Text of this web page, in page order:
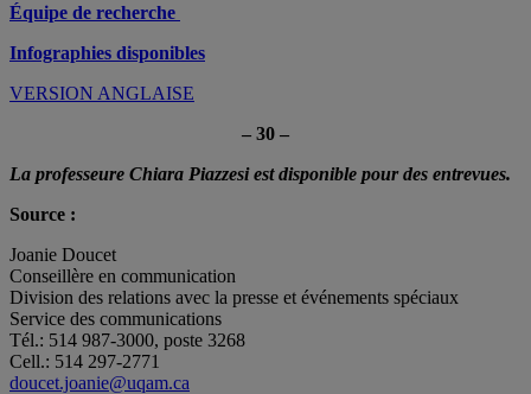
Équipe de recherche
Infographies disponibles
VERSION ANGLAISE
– 30 –
La professeure Chiara Piazzesi est disponible pour des entrevues.
Source :
Joanie Doucet
Conseillère en communication
Division des relations avec la presse et événements spéciaux
Service des communications
Tél.: 514 987-3000, poste 3268
Cell.: 514 297-2771
doucet.joanie@uqam.ca